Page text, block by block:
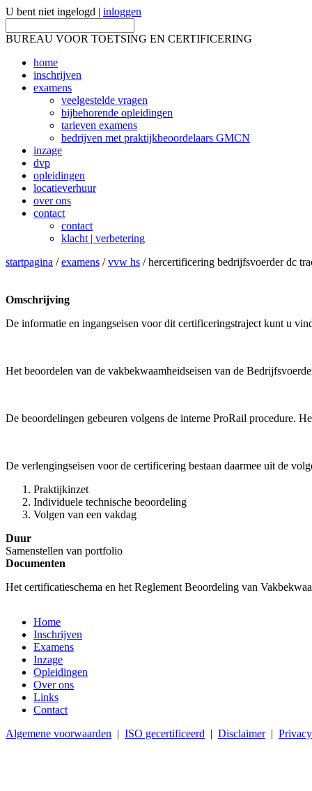
U bent niet ingelogd | inloggen
BUREAU VOOR TOETSING EN CERTIFICERING
home
inschrijven
examens
veelgestelde vragen
bijbehorende opleidingen
tarieven examens
bedrijven met praktijkbeoordelaars GMCN
inzage
dvp
opleidingen
locatieverhuur
over ons
contact
contact
klacht | verbetering
startpagina /examens /vvw hs / hercertificering bedrijfsvoerder dc
Omschrijving
De informatie en ingangseisen voor dit certificeringstraject kunt u
Het beoordelen van de vakbekwaamheidseisen van de
De beoordelingen gebeuren volgens de interne ProRail procedure.
De verlengingseisen voor de certificering bestaan daarmee uit de
Praktijkinzet
Individuele technische beoordeling
Volgen van een vakdag
Duur
Samenstellen van portfolio
Documenten
Het certificatieschema en het Reglement Beoordeling van
Home
Inschrijven
Examens
Inzage
Opleidingen
Over ons
Links
Contact
Algemene voorwaarden | ISO gecertificeerd | Disclaimer|